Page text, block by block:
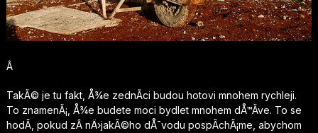
Â
TakÃ© je tu fakt, Å¾e zednÃ­ci budou hotovi mnohem rychleji.
To znamenÃ¡, Å¾e budete moci bydlet mnohem dÅ™Ã­ve. To se
hodÃ­, pokud zÂ nÄ›jakÃ©ho dÅ¯vodu pospÃ­chÃ¡me, abychom